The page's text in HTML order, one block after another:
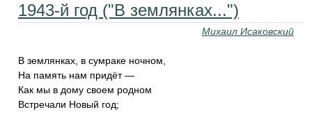
1943-й год ("В землянках...")
Михаил Исаковский
В землянках, в сумраке ночном,
На память нам придёт —
Как мы в дому своем родном
Встречали Новый год;